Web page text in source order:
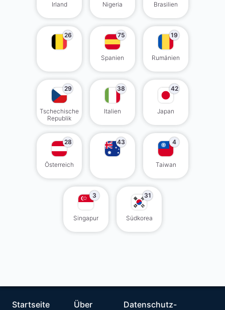
Irland Nigeria Brasilien
26 75
Spanien
19
Rumänien
29
Tschechische
Republik
38
Italien
42
Japan
28
Österreich
43 4
Taiwan
3
Singapur
31
Südkorea
Startseite Über Datenschutz-